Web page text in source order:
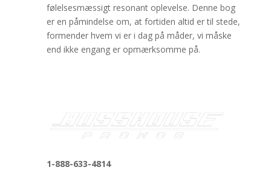
følelsesmæssigt resonant oplevelse. Denne bog
er en påmindelse om, at fortiden altid er til stede,
formender hvem vi er i dag på måder, vi måske
end ikke engang er opmærksomme på.
1-888-633-4814